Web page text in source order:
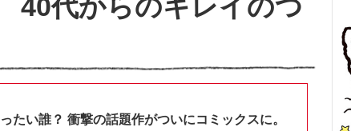
代からのキレイのつ
たい誰？ 衝撃の話題作がついにコミックスに。